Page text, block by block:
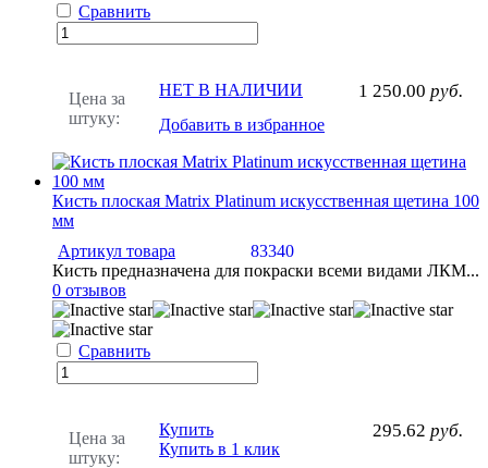
Сравнить
Цена за
штуку:
1 250.00 руб.
НЕТ В НАЛИЧИИ
Добавить в избранное
Кисть плоская Matrix Platinum искусственная щетина 100
мм
Артикул товара
83340
Кисть предназначена для покраски всеми видами ЛКМ...
0 отзывов
Сравнить
Цена за
штуку:
295.62 руб.
Купить
Купить в 1 клик